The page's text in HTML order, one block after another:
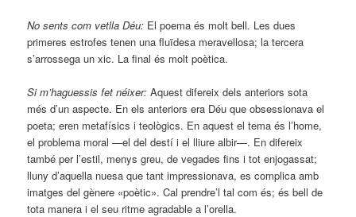
No sents com vetlla Déu: El poema és molt bell. Les dues
primeres estrofes tenen una fluïdesa meravellosa; la tercera
s’arrossega un xic. La final és molt poètica.
Si m’haguessis fet néixer:Aquest difereix dels anteriors sota
més d’un aspecte. En els anteriors era Déu que obsessionava el
poeta; eren metafísics i teològics. En aquest el tema és l’home,
el problema moral —el del destí i el lliure albir—. En difereix
també per l’estil, menys greu, de vegades fins i tot enjogassat;
lluny d’aquella nuesa que tant impressionava, es complica amb
imatges del gènere «poètic». Cal prendre’l tal com és; és bell de
tota manera i el seu ritme agradable a l’orella.